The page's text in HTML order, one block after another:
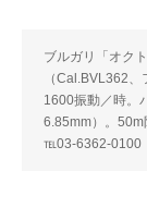
ブルガリ「オク
（Cal.BVL362
1600振動／時。
6.85mm）。
℡03-6362-0100